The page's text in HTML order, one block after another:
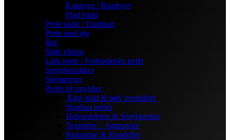
Kantsyet / Randsyet
Flad bånd
Perle skåle / Endekap
Perle med øje
Rør
Slide charm
Link perle / Forbindelses perle
Smykkepakker
Stjernetegn
Perler til smykker
Ægte guld & sølv produkter
Stardust perler
Halvædelsten & Smykkesten
Træperler – Suttesnore
Rhinstene & Rondeller